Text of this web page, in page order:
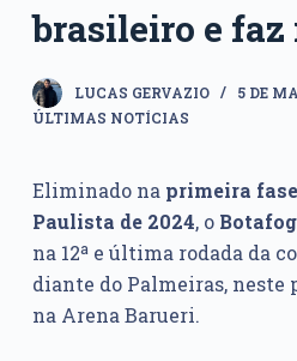
brasileiro e faz
LUCAS GERVAZIO
5 DE
ÚLTIMAS NOTÍCIAS
Eliminado na primeira
Paulista de 2024, o
na 12ª e última rodada da
diante do Palmeiras, neste
na Arena Barueri.